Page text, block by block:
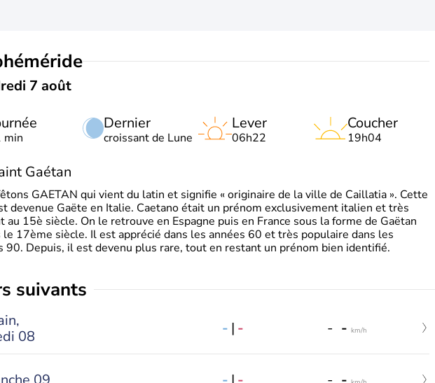
7 août
min
Dernier
croissant de Lune
Lever
06h22
Coucher
19h04
Gaétan
GAETAN qui vient du latin et signifie « originaire de la ville de Caillatia ». Cette
devenue Gaëte en Italie. Caetano était un prénom exclusivement italien et très
au 15è siècle. On le retrouve en Espagne puis en France sous la forme de Gaëtan
le 17ème siècle. Il est apprécié dans les années 60 et très populaire dans les
90. Depuis, il est devenu plus rare, tout en restant un prénom bien identifié.
suivants
08
- | - - - km/h